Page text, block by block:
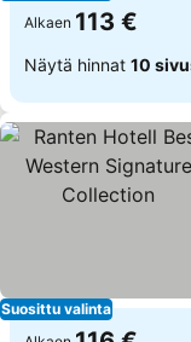
Alkaen 113 €
Näytä hinnat 10
Suosittu valinta